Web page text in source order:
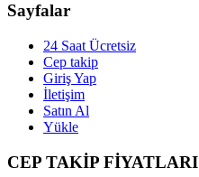
Sayfalar
24 Saat Ücretsiz
Cep takip
Giriş Yap
İletişim
Satın Al
Yükle
CEP TAKİP FİYATLARI